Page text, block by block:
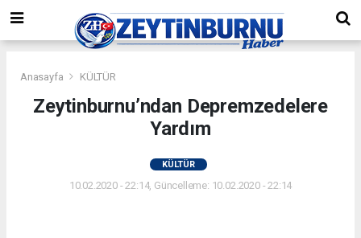
Anasayfa KÜLTÜR
Zeytinburnu’ndan Depremzedelere
Yardım
KÜLTÜR
10.02.2020 - 22:14, Güncelleme: 10.02.2020 - 22:14